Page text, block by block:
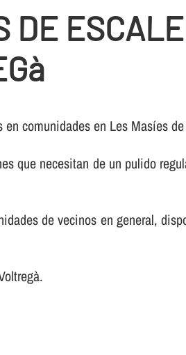
DE
comunidades en Les Masíes
que necesitan de un pulido
de vecinos en general,